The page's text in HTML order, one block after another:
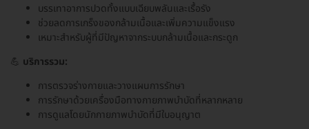
บรรเทาอาการปวดทั้งแบบเฉียบพลันและเรื้อรัง
ช่วยลดการเกร็งของกล้ามเนื้อและเพิ่มความแข็งแรง
เหมาะสำหรับผู้ที่มีปัญหาจากระบบกล้ามเนื้อและกระดูก
💪 บริการรวม:
การตรวจร่างกายและวางแผนการรักษา
การรักษาด้วยเครื่องมือทางกายภาพบำบัดที่หลากหลาย
การดูแลโดยนักกายภาพบำบัดที่มีใบอนุญาต